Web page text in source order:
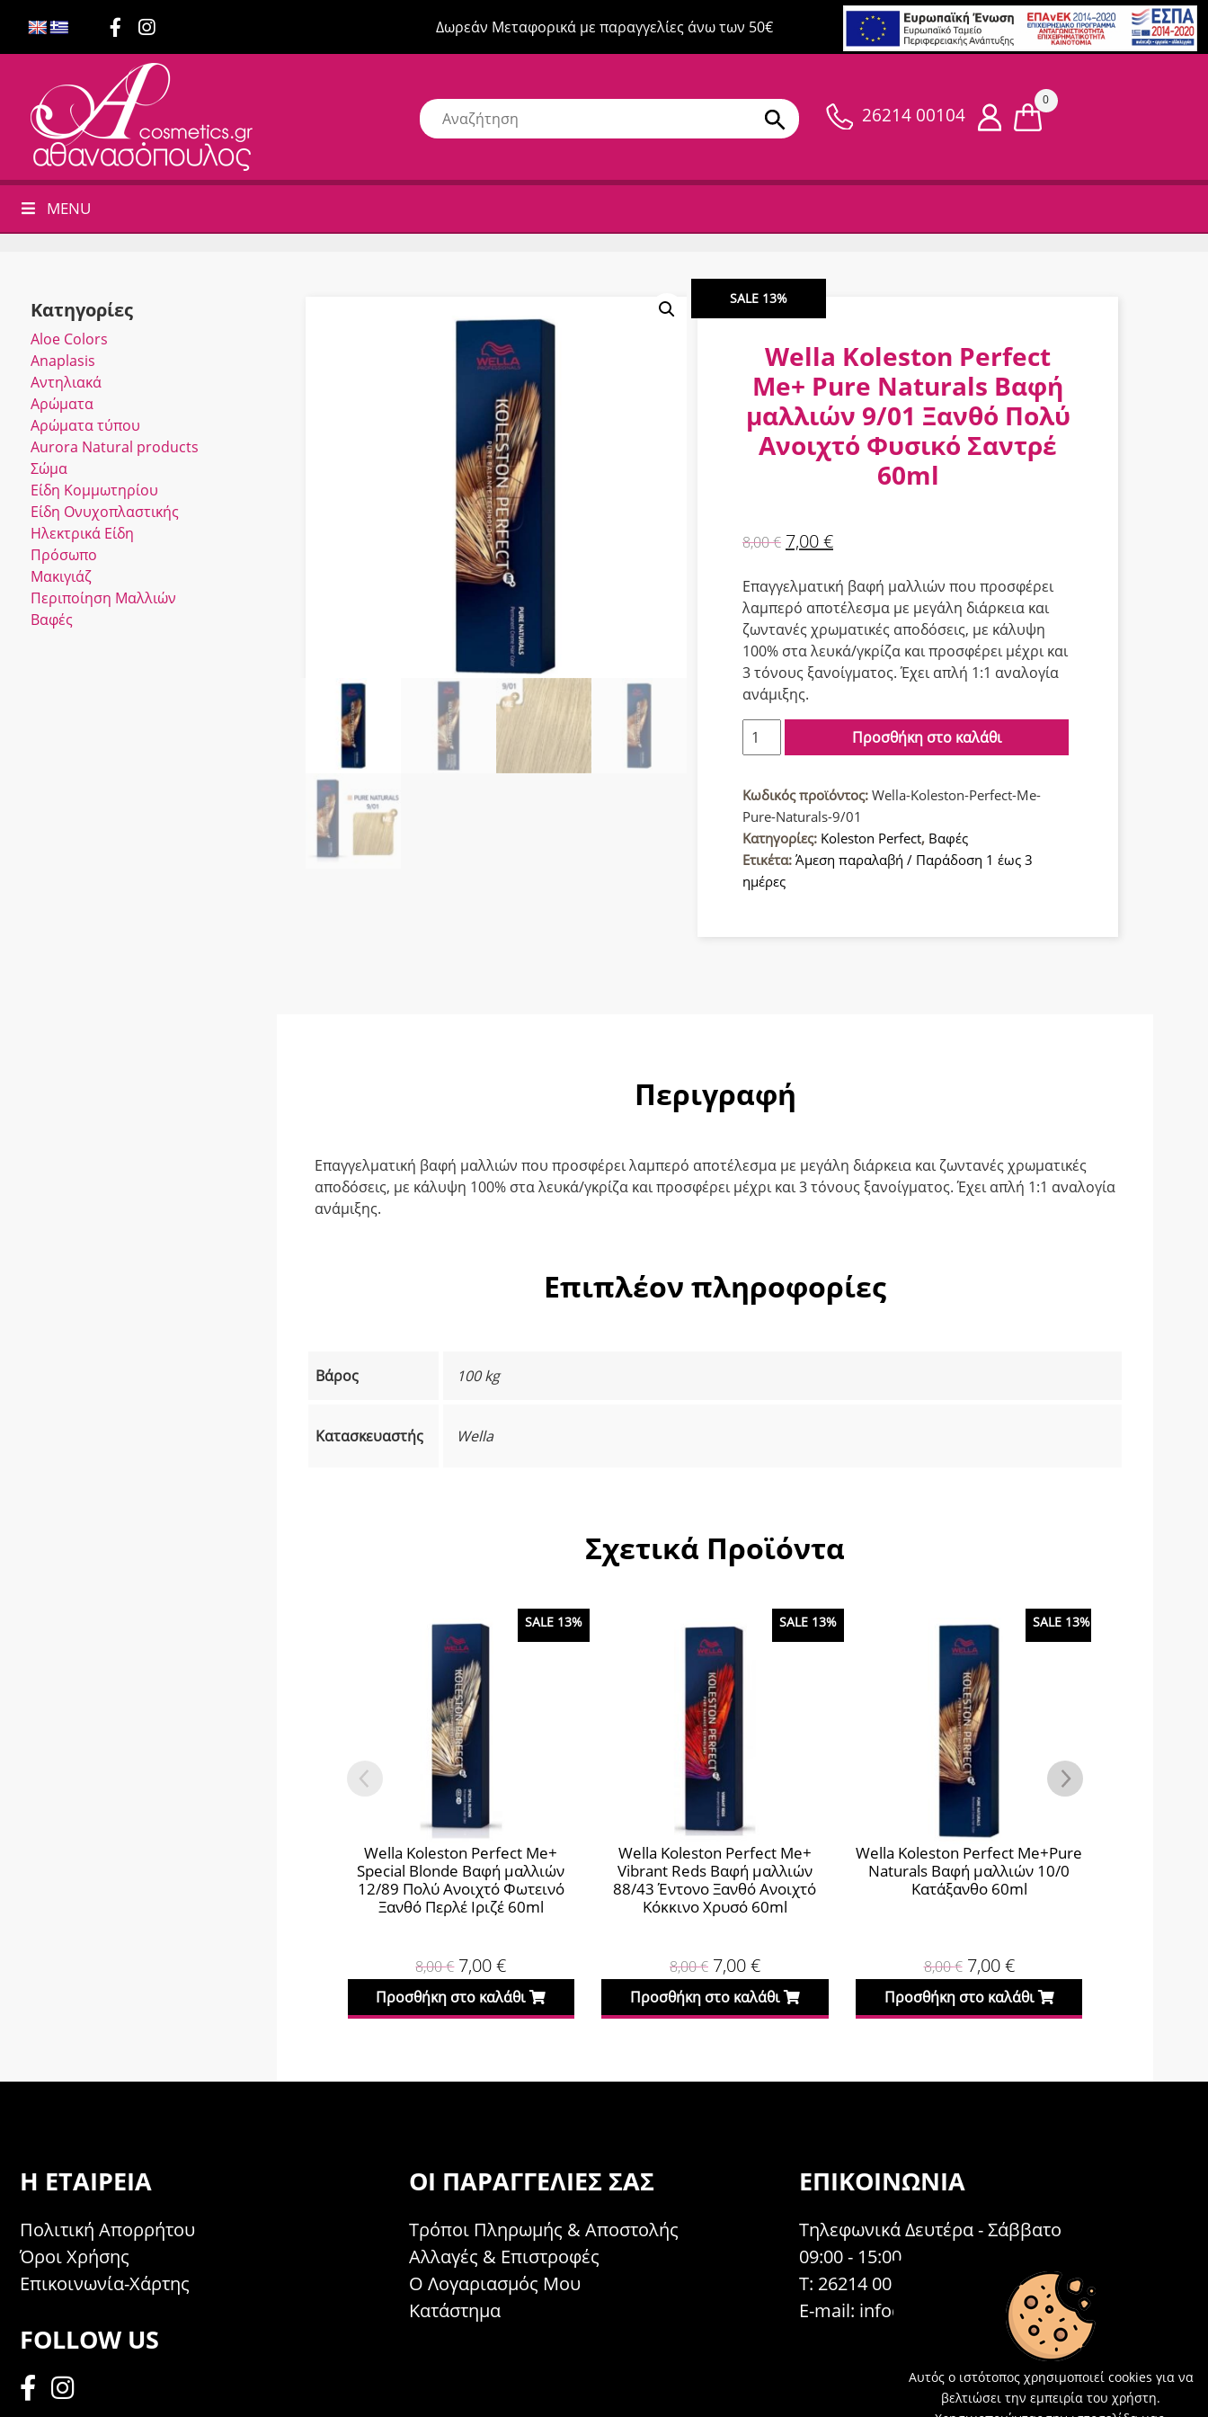
Δωρεάν Μεταφορικά με παραγγελίες άνω των 50€
26214 00104
0
MENU
Κατηγορίες
Αloe Colors
Anaplasis
Αντηλιακά
Αρώματα
Αρώματα τύπου
Αurora Νatural products
Σώμα
Είδη Κομμωτηρίου
Είδη Ονυχοπλαστικής
Ηλεκτρικά Είδη
Πρόσωπο
Μακιγιάζ
Περιποίηση Μαλλιών
Βαφές
SALE 13%
Wella Koleston Perfect
Me+ Pure Naturals Βαφή
μαλλιών 9/01 Ξανθό Πολύ
Ανοιχτό Φυσικό Σαντρέ
60ml
8,00€ 7,00€
Επαγγελματική βαφή μαλλιών που προσφέρει
λαμπερό αποτέλεσμα με μεγάλη διάρκεια και
ζωντανές χρωματικές αποδόσεις, με κάλυψη
100% στα λευκά/γκρίζα και προσφέρει μέχρι και
3 τόνους ξανοίγματος. Έχει απλή 1:1 αναλογία
ανάμιξης.
Wella
Koleston
Me+
Pure
Naturals
Βαφή
μαλλιών
Προσθήκη στο καλάθι
Κωδικός προϊόντος: Wella-Koleston-Perfect-Me-
Pure-Naturals-9/01
Κατηγορίες: Koleston Perfect, Βαφές
Ετικέτα: Άμεση παραλαβή / Παράδοση 1 έως 3
ημέρες
Περιγραφή
Επαγγελματική βαφή μαλλιών που προσφέρει λαμπερό αποτέλεσμα με μεγάλη διάρκεια και ζωντανές χρωματικές
αποδόσεις, με κάλυψη 100% στα λευκά/γκρίζα και προσφέρει μέχρι και 3 τόνους ξανοίγματος. Έχει απλή 1:1 αναλογία
ανάμιξης.
Επιπλέον πληροφορίες
Βάρος 100 kg
Κατασκευαστής Wella
Σχετικά Προϊόντα
SALE 13%
Wella Koleston Perfect Me+
Special Blonde Βαφή μαλλιών
12/89 Πολύ Ανοιχτό Φωτεινό
Ξανθό Περλέ Ιριζέ 60ml
8,00€ 7,00€
Προσθήκη στο καλάθι
SALE 13%
Wella Koleston Perfect Me+
Vibrant Reds Βαφή μαλλιών
88/43 Έντονο Ξανθό Ανοιχτό
Κόκκινο Χρυσό 60ml
8,00€ 7,00€
Προσθήκη στο καλάθι
SALE 13%
Wella Koleston Perfect Me+Pure
Naturals Βαφή μαλλιών 10/0
Κατάξανθο 60ml
8,00€ 7,00€
Προσθήκη στο καλάθι
Η ΕΤΑΙΡΕΊΑ
Πολιτική Απορρήτου
Όροι Χρήσης
Επικοινωνία-Χάρτης
FOLLOW US
ΟΙ ΠΑΡΑΓΓΕΛΊΕΣ ΣΑΣ
Τρόποι Πληρωμής & Αποστολής
Αλλαγές & Επιστροφές
Ο Λογαριασμός Μου
Κατάστημα
ΕΠΙΚΟΙΝΩΝΊΑ
Τηλεφωνικά Δευτέρα - Σάββατο
09:00 - 15:00
Τ: 26214 00104
E-mail: info@acosmetics.gr
Αυτός ο ιστότοπος χρησιμοποιεί cookies για να
βελτιώσει την εμπειρία του χρήστη.